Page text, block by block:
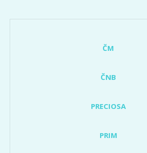
ČM
ČNB
PRECIOSA
PRIM